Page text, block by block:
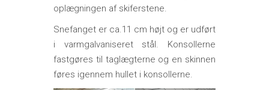
oplægningen af skiferstene.
Snefanget er ca.11 cm højt og er udført
i varmgalvaniseret stål. Konsollerne
fastgøres til taglægterne og en skinnen
føres igennem hullet i konsollerne.